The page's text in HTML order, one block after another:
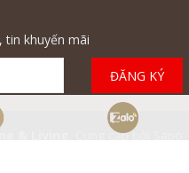
tin khuyến mãi
ĐĂNG KÝ
& Living Cung cấp bởi Sapo